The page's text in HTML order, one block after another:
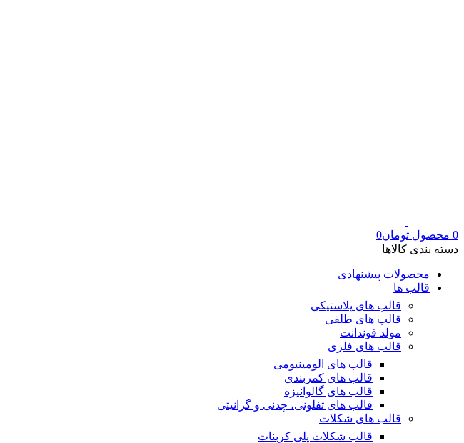
0 محصول تومان0
دسته بندی کالاها
محصولات پیشنهادی
قالب ها
قالب های پلاستیکی
قالب های طلقی
مولد فوندانت
قالب های فلزی
قالب های الومینیومی
قالب های کمربندی
قالب های گالوانیزه
قالب های تفلونی، چدنی و گرانیتی
قالب های شکلات
قالب شکلات پلی کربنات